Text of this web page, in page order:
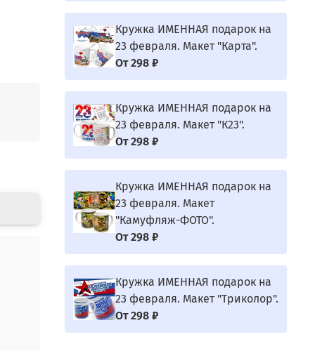
Кружка ИМЕННАЯ подарок на
23 февраля. Макет "Карта".
От 298 ₽
Кружка ИМЕННАЯ подарок на
23 февраля. Макет "К23".
От 298 ₽
Кружка ИМЕННАЯ подарок на
23 февраля. Макет
"Камуфляж-ФОТО".
От 298 ₽
Кружка ИМЕННАЯ подарок на
23 февраля. Макет "Триколор".
От 298 ₽